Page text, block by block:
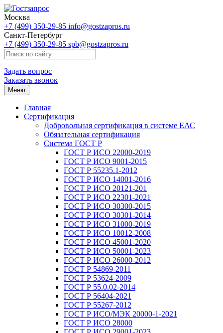
Москва
+7 (499) 350-29-85 info@gostzapros.ru
Санкт-Петербург
+7 (499) 350-29-85 spb@gostzapros.ru
Задать вопрос
Заказать звонок
Меню
Главная
Сертификация
Добровольная сертификация в системе ЕАС
Обязательная сертификация
Система ГОСТ Р
ГОСТ Р ИСО 22000-2019
ГОСТ Р ИСО 9001-2015
ГОСТ Р 55235.1-2012
ГОСТ Р ИСО 14001-2016
ГОСТ Р ИСО 20121-201
ГОСТ Р ИСО 22301-2021
ГОСТ Р ИСО 30300-2015
ГОСТ Р ИСО 30301-2014
ГОСТ Р ИСО 31000-2019
ГОСТ Р ИСО 10012-2008
ГОСТ Р ИСО 45001-2020
ГОСТ Р ИСО 50001-2023
ГОСТ Р ИСО 26000-2012
ГОСТ Р 54869-2011
ГОСТ Р 53624-2009
ГОСТ Р 55.0.02-2014
ГОСТ Р 56404-2021
ГОСТ Р 55267-2012
ГОСТ Р ИСО/МЭК 20000-1-2021
ГОСТ Р ИСО 28000